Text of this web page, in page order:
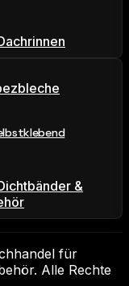
&
für
Alle Rechte